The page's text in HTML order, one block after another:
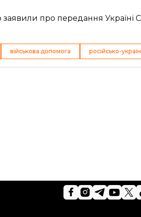
заявили про передання Україні
військова допомога російсько-